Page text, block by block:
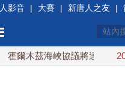
影音 | 大賽 | 新唐人之友 |
海峽協議將達成？伊朗傳不